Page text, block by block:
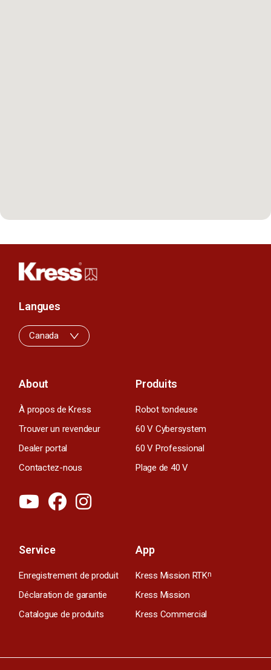
About
À propos de Kress
Trouver un revendeur
Dealer portal
Contactez-nous
Produits
Robot tondeuse
60 V Cybersystem
60 V Professional
Plage de 40 V
Service
Enregistrement de produit
Déclaration de garantie
Catalogue de produits
App
Kress Mission RTKn
Kress Mission
Kress Commercial
Langues
Canada